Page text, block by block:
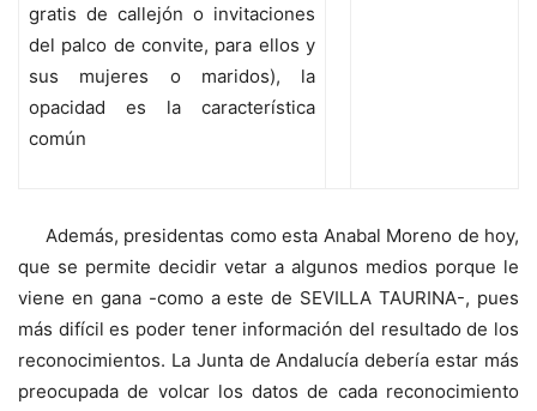
gratis de callejón o invitaciones
del palco de convite, para ellos y
sus mujeres o maridos), la
opacidad es la característica
común
Además, presidentas como esta Anabal Moreno de hoy,
que se permite decidir vetar a algunos medios porque le
viene en gana -como a este de SEVILLA TAURINA-, pues
más difícil es poder tener información del resultado de los
reconocimientos. La Junta de Andalucía debería estar más
preocupada de volcar los datos de cada reconocimiento